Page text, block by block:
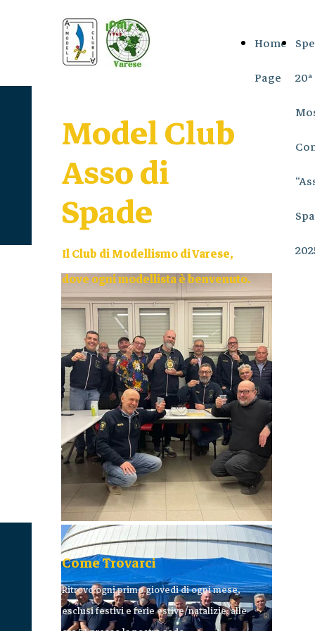
Home
Page
20ª
Model Club
Asso di
Spade
Il Club di Modellismo di Varese,
dove ogni modellista è benvenuto.
Come Trovarci
Ritrovo ogni primo giovedi di ogni mese,
esclusi festivi e ferie estive/natalizie, alle